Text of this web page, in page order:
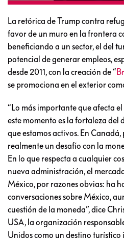
La retórica de Trump contra
favor de un muro en la frontera
beneficiando a un sector, el del
potencial de generar empleos,
desde 2011, con la creación de “
se promociona en el exterior
“Lo más importante que afecta
este momento es la fortaleza del
que estamos activos. En
realmente un desafío con la
En lo que respecta a cualquier
nueva administración, el
México, por razones obvias: ha
conversaciones sobre México,
cuestión de la moneda”, dice
USA, la organización
Unidos como un destino